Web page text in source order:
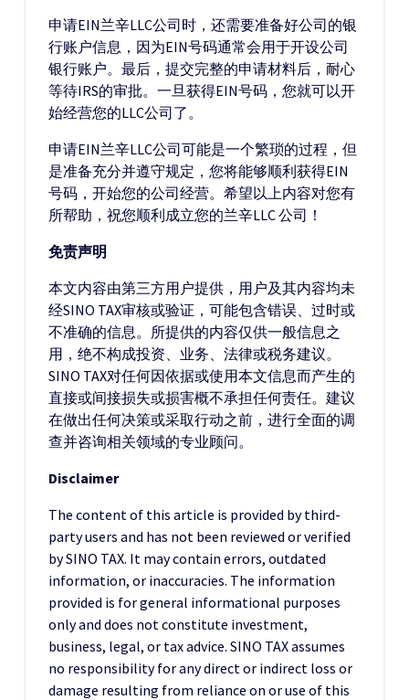
申请EIN兰辛LLC公司时，还需要准备好公司的银
行账户信息，因为EIN号码通常会用于开设公司
银行账户。最后，提交完整的申请材料后，耐心
等待IRS的审批。一旦获得EIN号码，您就可以开
始经营您的LLC公司了。
申请EIN兰辛LLC公司可能是一个繁琐的过程，但
是准备充分并遵守规定，您将能够顺利获得EIN
号码，开始您的公司经营。希望以上内容对您有
所帮助，祝您顺利成立您的兰辛LLC 公司！
免责声明
本文内容由第三方用户提供，用户及其内容均未
经SINO TAX审核或验证，可能包含错误、过时或
不准确的信息。所提供的内容仅供一般信息之
用，绝不构成投资、业务、法律或税务建议。
SINO TAX对任何因依据或使用本文信息而产生的
直接或间接损失或损害概不承担任何责任。建议
在做出任何决策或采取行动之前，进行全面的调
查并咨询相关领域的专业顾问。
Disclaimer
The content of this article is provided by third-
party users and has not been reviewed or verified
by SINO TAX. It may contain errors, outdated
information, or inaccuracies. The information
provided is for general informational purposes
only and does not constitute investment,
business, legal, or tax advice. SINO TAX assumes
no responsibility for any direct or indirect loss or
damage resulting from reliance on or use of this